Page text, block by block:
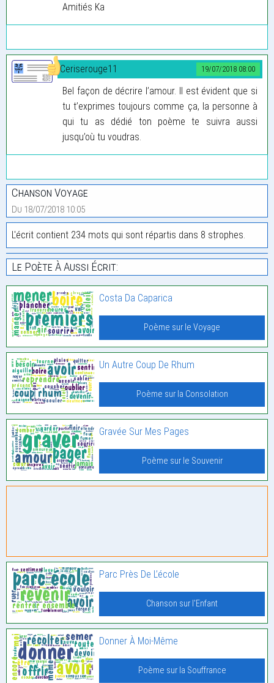
Amitiés Ka
19/07/2018 08:00
Ceriserouge11
Bel façon de décrire l’amour. Il est évident que si
tu t’exprimes toujours comme ça, la personne à
qui tu as dédié ton poème te suivra aussi
jusqu’où tu voudras.
Chanson Voyage
Du 18/07/2018 10:05
L'écrit contient 234 mots qui sont répartis dans 8 strophes.
Le Poète À Aussi Écrit:
Costa Da Caparica
Poème sur le Voyage
Un Autre Coup De Rhum
Poème sur la Consolation
Gravée Sur Mes Pages
Poème sur le Souvenir
Parc Près De L’école
Chanson sur l'Enfant
Donner À Moi-Même
Poème sur la Souffrance